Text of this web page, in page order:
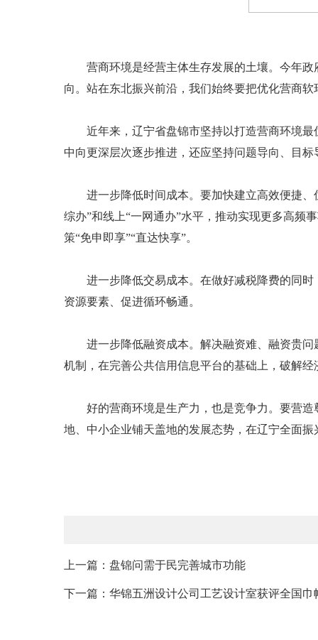
营商环境是经营主体生存发展的土壤。今年政
向。站在东北振兴前沿，我们始终要把优化营商
近年来，辽宁省盘锦市坚持以打造营商环境最
中向更深层次逐步推进，还应坚持问题导向、目
进一步降低时间成本。要加快建立高效便捷、
综办”和线上“一网通办”水平，推动实现更多高频
策“免申即享”“直达快享”。
进一步降低交易成本。在做好减税降费的同时
资源要素、促进循环畅通。
进一步降低融资成本。解决融资难、融资贵问
机制，在完善公共信用信息平台的基础上，破解
好的营商环境是生产力，也是竞争力。要营造
地、中小企业铺天盖地的发展态势，在辽宁全面
上一篇：盘锦问需于民完善城市功能
下一篇：华锦五洲设计公司工艺设计室获评全国巾